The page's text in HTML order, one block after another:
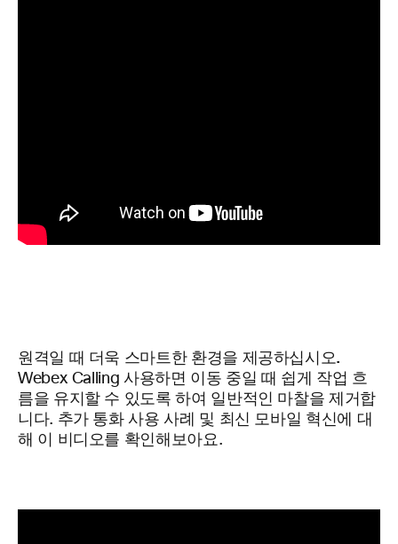
원격일 때 더욱 스마트한 환경을 제공하십시오.
Webex Calling 사용하면 이동 중일 때 쉽게 작업 흐
름을 유지할 수 있도록 하여 일반적인 마찰을 제거합
니다. 추가 통화 사용 사례 및 최신 모바일 혁신에 대
해 이 비디오를 확인해보아요.